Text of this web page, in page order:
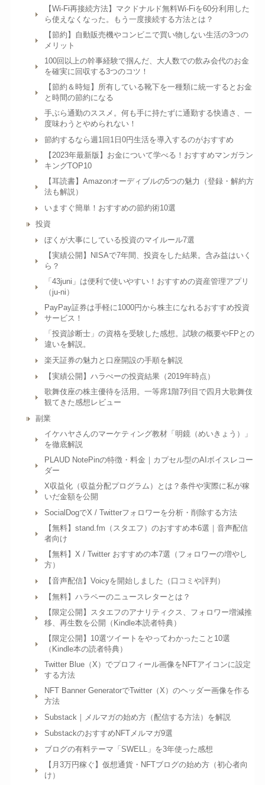
【Wi-Fi再接続方法】マクドナルド無料Wi-Fiを60分利用した
ら使えなくなった。もう一度接続する方法とは？
【節約】自動販売機やコンビニで買い物しない生活の3つの
メリット
100回以上の幹事経験で掴んだ、大人数での飲み会代のお金
を確実に回収する3つのコツ！
【節約＆時短】所有している靴下を一種類に統一するとお金
と時間の節約になる
手ぶら通勤のススメ。何も手に持たずに通勤する快適さ、一
度味わうとやめられない！
節約するなら週1回1日0円生活を導入するのがおすすめ
【2023年最新版】お金について学べる！おすすめマンガラン
キングTOP10
【耳読書】Amazonオーディブルの5つの魅力（登録・解約方
法も解説）
いますぐ簡単！おすすめの節約術10選
投資
ぼくが大事にしている投資のマイルール7選
【実績公開】NISAで7年間、投資をした結果。含み益はいく
ら？
「43juni」は便利で使いやすい！おすすめの資産管理アプリ
（ju-ni）
PayPay証券は手軽に1000円から株主になれるおすすめ投資
サービス！
「投資診断士」の資格を受験した感想。試験の概要やFPとの
違いを解説。
楽天証券の魅力と口座開設の手順を解説
【実績公開】ハラぺーの投資結果（2019年時点）
歌舞伎座の株主優待を活用。一等席1階7列目で四月大歌舞伎
観てきた感想レビュー
副業
イケハヤさんのマーケティング教材「明鏡（めいきょう）」
を徹底解説
PLAUD NotePinの特徴・料金｜カプセル型のAIボイスレコー
ダー
X収益化（収益分配プログラム）とは？条件や実際に私が稼
いだ金額を公開
SocialDogでX / Twitterフォロワーを分析・削除する方法
【無料】stand.fm（スタエフ）のおすすめ本6選｜音声配信
者向け
【無料】X / Twitter おすすめの本7選（フォロワーの増やし
方）
【音声配信】Voicyを開始しました（口コミや評判）
【無料】ハラペーのニュースレターとは？
【限定公開】スタエフのアナリティクス、フォロワー増減推
移、再生数を公開（Kindle本読者特典）
【限定公開】10選ツイートをやってわかったこと10選
（Kindle本の読者特典）
Twitter Blue（X）でプロフィール画像をNFTアイコンに設定
する方法
NFT Banner GeneratorでTwitter（X）のヘッダー画像を作る
方法
Substack｜メルマガの始め方（配信する方法）を解説
SubstackのおすすめNFTメルマガ9選
ブログの有料テーマ「SWELL」を3年使った感想
【月3万円稼ぐ】仮想通貨・NFTブログの始め方（初心者向
け）